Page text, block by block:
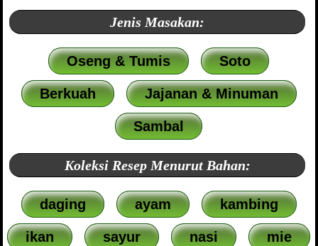
Jenis Masakan:
Oseng & Tumis Soto
Berkuah Jajanan & Minuman
Sambal
Koleksi Resep Menurut Bahan:
daging ayam kambing
ikan sayur nasi mie